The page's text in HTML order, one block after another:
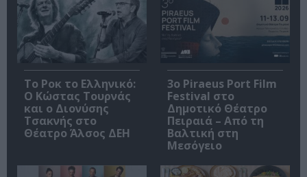
Το Ροκ το Ελληνικό:
Ο Κώστας Τουρνάς
και ο Διονύσης
Τσακνής στο
Θέατρο Άλσος ΔΕΗ
3o Piraeus Port Film
Festival στο
Δημοτικό Θέατρο
Πειραιά – Από τη
Βαλτική στη
Μεσόγειο